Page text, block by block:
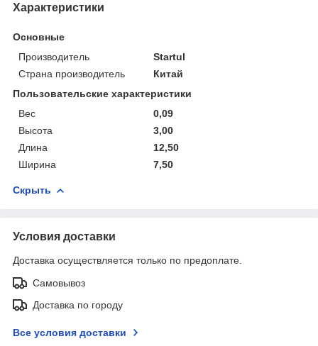
Характеристики
Основные
Производитель
Startul
Страна производитель
Китай
Пользовательские характеристики
Вес
0,09
Высота
3,00
Длина
12,50
Ширина
7,50
Скрыть
Условия доставки
Доставка осуществляется только по предоплате.
Самовывоз
Доставка по городу
Все условия доставки